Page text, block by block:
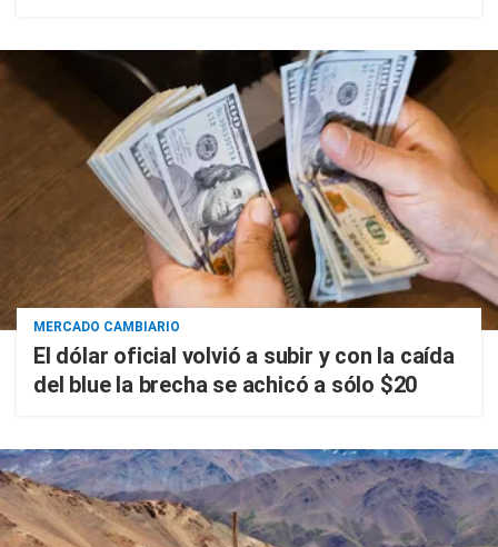
MERCADO CAMBIARIO
El dólar oficial volvió a subir y con la caída
del blue la brecha se achicó a sólo $20